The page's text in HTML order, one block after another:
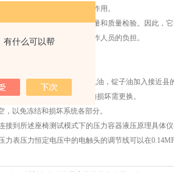
有什么可以帮
约项目资金有非常重要的作用。
用于建筑材料的透气性测量和质量检验。因此，
，自动完成测试，减轻工作人员的负担。
作在腐蚀性气体的环境中。
，以取代20号或第30号机油，锭子油加入接近县
泵的密封圈是否损坏，如损坏需更换。
以免冻结和损坏系统各部分。
到所述座椅测试模式下的压力容器液压原理具体
表压力恒定电压中的电触头的调节线可以在